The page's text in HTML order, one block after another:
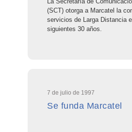
(SCT) otorga a Marcatel la
servicios de Larga Distancia
siguientes 30 años.
7 de julio de 1997
Se funda Marcatel